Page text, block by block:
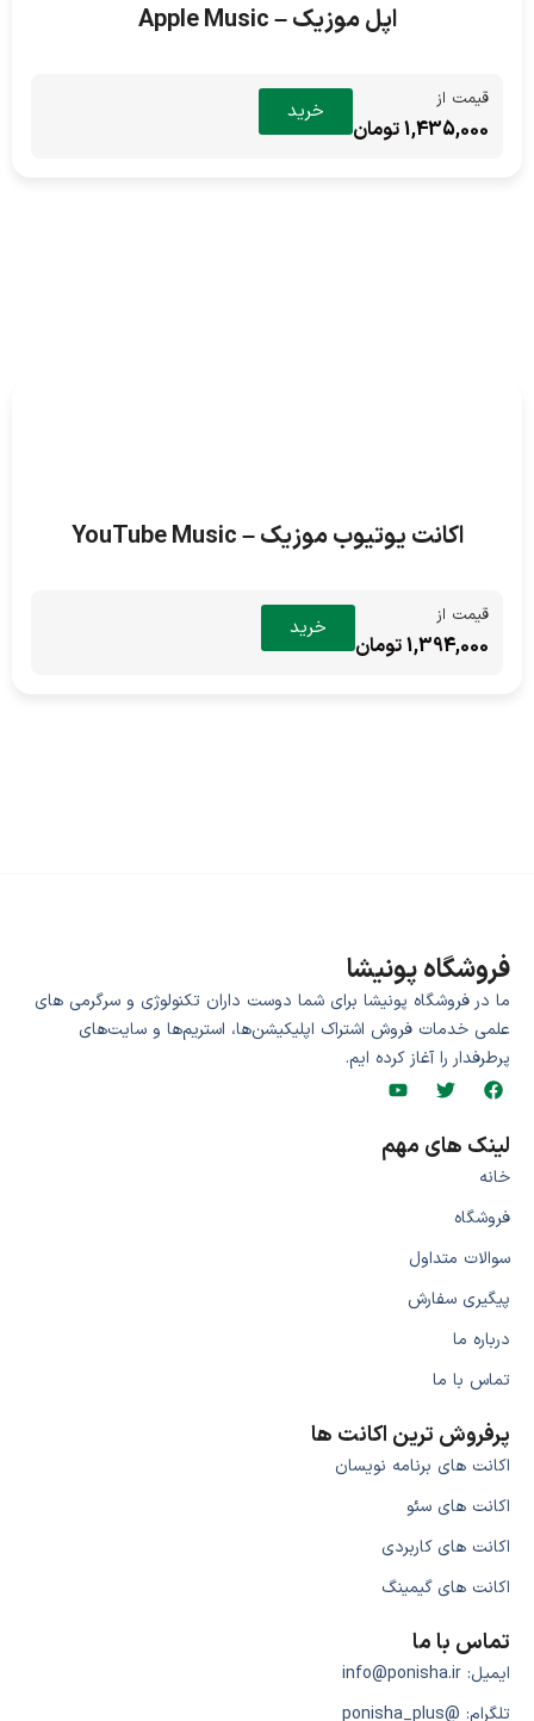
اپل موزیک – Apple Music
قیمت از
1,435,000 تومان
خرید
اکانت یوتیوب موزیک – YouTube Music
قیمت از
1,394,000 تومان
خرید
فروشگاه پونیشا
ما در فروشگاه پونیشا برای شما دوست داران تکنولوژی و سرگرمی های
علمی خدمات فروش اشتراک اپلیکیشن‌ها، استریم‌ها و سایت‌های
پرطرفدار را آغاز کرده ایم.
لینک های مهم
خانه
فروشگاه
سوالات متداول
پیگیری سفارش
درباره ما
تماس با ما
پرفروش ترین اکانت ها
اکانت های برنامه نویسان
اکانت های سئو
اکانت های کاربردی
اکانت های گیمینگ
تماس با ما
ایمیل: info@ponisha.ir
تلگرام: @ponisha_plus